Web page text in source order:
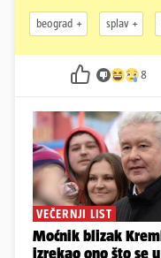
beograd splav
8